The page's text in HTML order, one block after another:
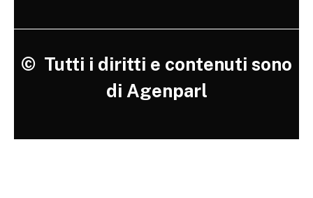
© Tutti i diritti e contenuti sono
di Agenparl